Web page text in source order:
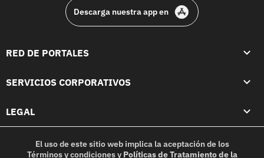
Descarga nuestra app en
RED DE PORTALES
SERVICIOS CORPORATIVOS
LEGAL
El uso de este sitio web implica la aceptación de los
Términos y condicionesy Políticas de Tratamiento de la